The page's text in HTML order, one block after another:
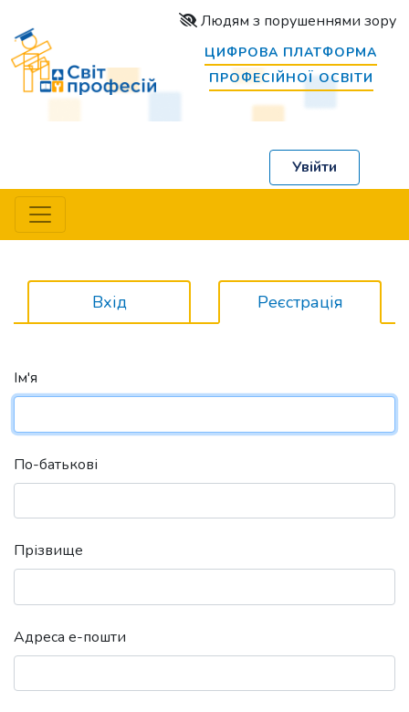
Людям з порушеннями зору
ЦИФРОВА ПЛАТФОРМА
ПРОФЕСІЙНОЇ ОСВІТИ
Увійти
Вхід Реєстрація
Ім'я
По-батькові
Прізвище
Адреса е-пошти